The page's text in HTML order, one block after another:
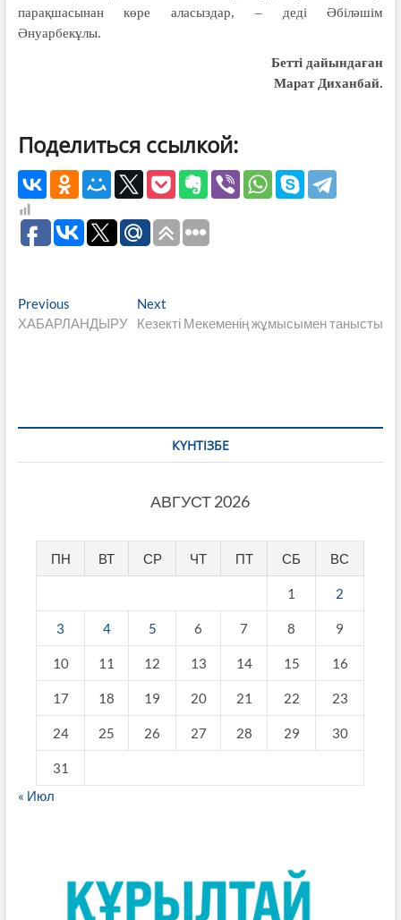
парақшасынан көре аласыздар, – деді Әбіләшім
Әнуарбекұлы.
Бетті дайындаған
Марат Диханбай.
Поделиться ссылкой:
Навигация
по
PreviousPrevious
post:
ХАБАРЛАНДЫРУ
Next
post:
Кезекті Мекеменің жұмысымен танысты
КҮНТІЗБЕ
АВГУСТ 2026
ПН ВТ СР ЧТ ПТ СБ ВС
1 2
3 4 5 6 7 8 9
10 11 12 13 14 15 16
17 18 19 20 21 22 23
24 25 26 27 28 29 30
31
« Июл